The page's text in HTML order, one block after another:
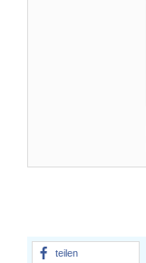
teilen